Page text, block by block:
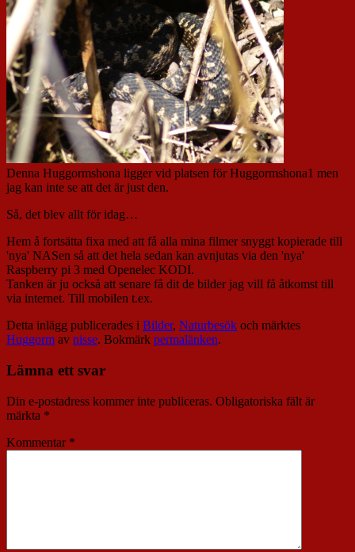
Denna Huggormshona ligger vid platsen för Huggormshona1 men
jag kan inte se att det är just den.
Så, det blev allt för idag…
Hem å fortsätta fixa med att få alla mina filmer snyggt kopierade till
'nya' NASen så att det hela sedan kan avnjutas via den 'nya'
Raspberry pi 3 med Openelec KODI.
Tanken är ju också att senare få dit de bilder jag vill få åtkomst till
via internet. Till mobilen t.ex.
Detta inlägg publicerades i Bilder, Naturbesök och märktes
Huggorm av nisse. Bokmärk permalänken.
Lämna ett svar
Din e-postadress kommer inte publiceras. Obligatoriska fält är
märkta *
Kommentar *